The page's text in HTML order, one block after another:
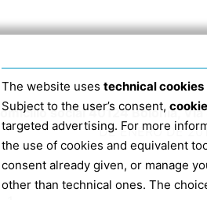
social 40124 Bolonia,
DE ENERO DE
The website uses technical cookies
Subject to the user’s consent,
targeted advertising. For more
the use of cookies and equivalent
consent already given, or manage
other than technical ones. The